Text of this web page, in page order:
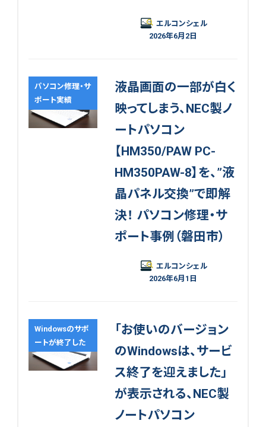
エルコンシェル
2026年6月2日
パソコン修理・サ
ポート実績
液晶画面の一部が白く
映ってしまう、NEC製ノ
ートパソコン
【HM350/PAW PC-
HM350PAW-8】を、”液
晶パネル交換”で即解
決！ パソコン修理・サ
ポート事例（磐田市）
エルコンシェル
2026年6月1日
Windowsのサポ
ートが終了した
「お使いのバージョン
のWindowsは、サービ
ス終了を迎えました」
が表示される、NEC製
ノートパソコン